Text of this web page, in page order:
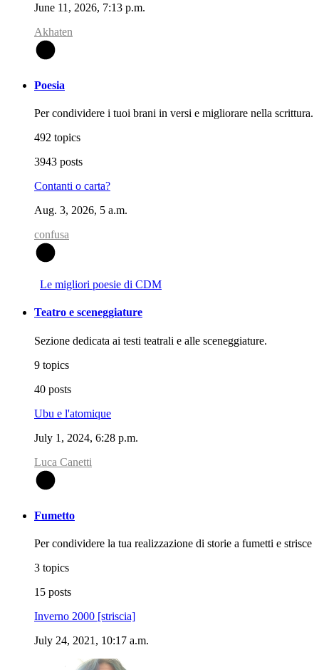
June 11, 2026, 7:13 p.m.
Akhaten
Poesia
Per condividere i tuoi brani in versi e migliorare nella scrittura.
492 topics
3943 posts
Contanti o carta?
Aug. 3, 2026, 5 a.m.
confusa
Le migliori poesie di CDM
Teatro e sceneggiature
Sezione dedicata ai testi teatrali e alle sceneggiature.
9 topics
40 posts
Ubu e l'atomique
July 1, 2024, 6:28 p.m.
Luca Canetti
Fumetto
Per condividere la tua realizzazione di storie a fumetti e strisce
3 topics
15 posts
Inverno 2000 [striscia]
July 24, 2021, 10:17 a.m.